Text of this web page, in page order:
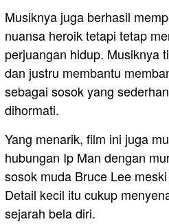
Musiknya juga berhasil
nuansa heroik tetapi tetap
perjuangan hidup. Musiknya
dan justru membantu
sebagai sosok yang
dihormati.
Yang menarik, film ini juga
hubungan Ip Man dengan
sosok muda Bruce Lee
Detail kecil itu cukup
sejarah bela diri.